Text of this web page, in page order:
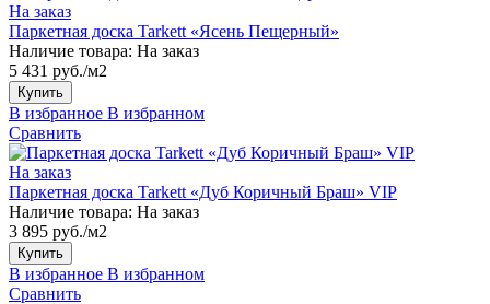
На заказ
Паркетная доска Tarkett «Ясень Пещерный»
Наличие товара: На заказ
5 431 руб./м2
Купить
В избранное В избранном
Сравнить
На заказ
Паркетная доска Tarkett «Дуб Коричный Браш» VIP
Наличие товара: На заказ
3 895 руб./м2
Купить
В избранное В избранном
Сравнить